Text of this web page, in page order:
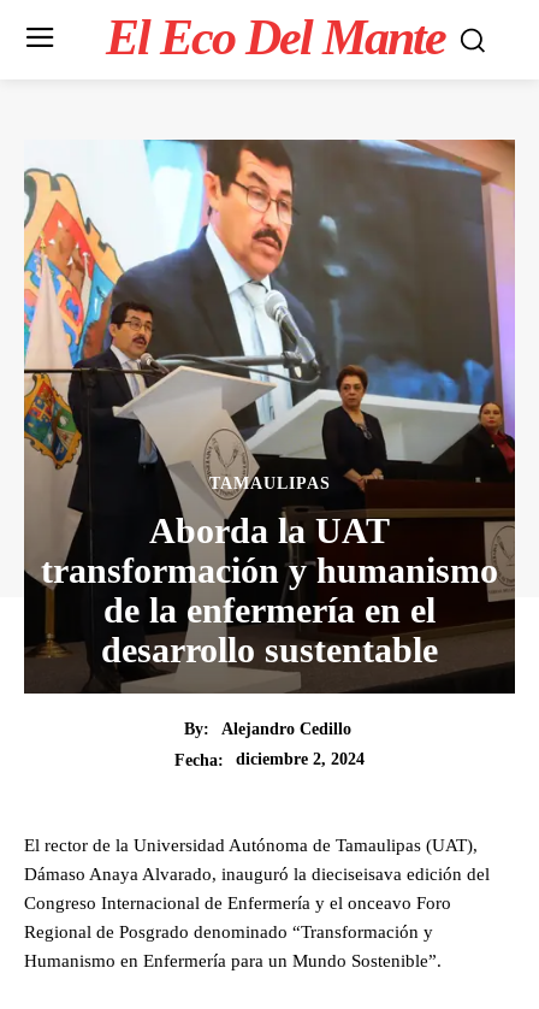
El Eco Del Mante
TAMAULIPAS
Aborda la UAT
transformación y humanismo
de la enfermería en el
desarrollo sustentable
By:
Alejandro Cedillo
Fecha:
diciembre 2, 2024
El rector de la Universidad Autónoma de Tamaulipas (UAT),
Dámaso Anaya Alvarado, inauguró la dieciseisava edición del
Congreso Internacional de Enfermería y el onceavo Foro
Regional de Posgrado denominado “Transformación y
Humanismo en Enfermería para un Mundo Sostenible”.